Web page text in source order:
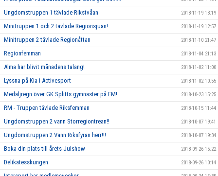
Ungdomstruppen 1 tävlade Rikstvåan 2018-11-19 13:19
Minitruppen 1 och 2 tävlade Regionsjuan! 2018-11-19 12:57
Minitruppen 2 tävlade Regionåttan 2018-11-10 21:47
Regionfemman 2018-11-04 21:13
Alma har blivit månadens talang! 2018-11-02 11:00
Lyssna på Kia i Activesport 2018-11-02 10:55
Medaljregn över GK Splitts gymnaster på EM! 2018-10-23 15:25
RM - Truppen tävlade Riksfemman 2018-10-15 11:44
Ungdomstruppen 2 vann Storregiontrean!! 2018-10-07 19:41
Ungdomstruppen 2 Vann Riksfyran herr!!! 2018-10-07 19:34
Boka din plats till årets Julshow 2018-09-26 15:22
Delikatesskungen 2018-09-26 10:14